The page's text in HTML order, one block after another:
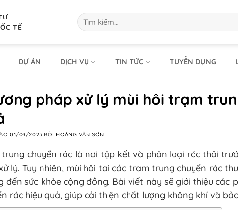
TẾ
Tìm
kiếm:
DỰ ÁN DỊCH VỤ TIN TỨC TUYỂN DỤNG
pháp xử lý mùi hôi trạm
01/04/2025 BỞI HOÀNG VĂN SƠN
trung chuyển rác là nơi tập kết và phân loại rác thải
lý. Tuy nhiên, mùi hôi tại các trạm trung chuyển rác
đến sức khỏe cộng đồng. Bài viết này sẽ giới thiệu các
rác hiệu quả, giúp cải thiện chất lượng không khí và